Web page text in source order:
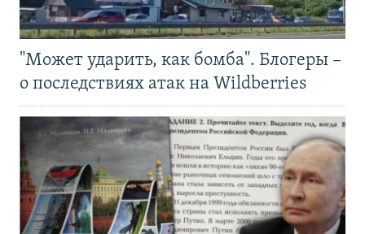
"Может ударить, как бомба". Блогеры –
о последствиях атак на Wildberries